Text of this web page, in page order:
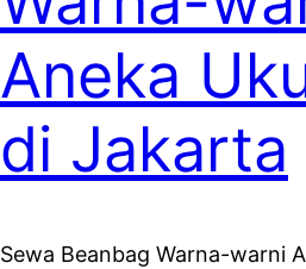
Aneka
di Jakarta
Sewa Beanbag Warna-warni